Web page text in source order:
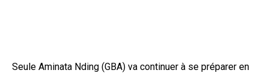
Seule Aminata Nding (GBA) va continuer à se préparer en